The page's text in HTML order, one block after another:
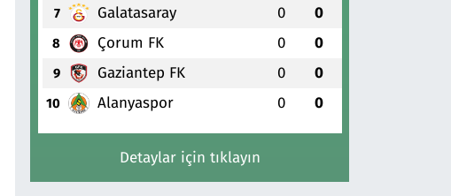
7 Galatasaray 0 0
8 Çorum FK 0 0
9 Gaziantep FK 0 0
10 Alanyaspor 0 0
Detaylar için tıklayın